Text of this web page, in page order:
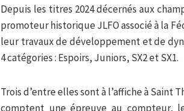
Depuis les titres 2024 décernés aux
promoteur historique JLFO associé à la
leur travaux de développement et de
4 catégories : Espoirs, Juniors, SX2 et SX1.
Trois d’entre elles sont à l’affiche à Saint
comptent une épreuve au compteur,